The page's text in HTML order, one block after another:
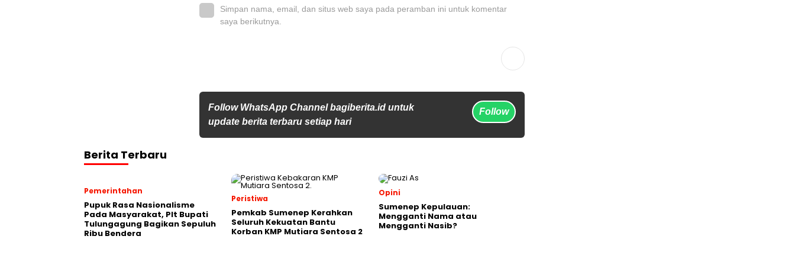
Simpan nama, email, dan situs web saya pada peramban ini untuk komentar
saya berikutnya.
Follow WhatsApp Channel bagiberita.id untuk
update berita terbaru setiap hari
Follow
Berita Terbaru
Pemerintahan
Pupuk Rasa Nasionalisme
Pada Masyarakat, Plt Bupati
Tulungagung Bagikan Sepuluh
Ribu Bendera
Peristiwa
Pemkab Sumenep Kerahkan
Seluruh Kekuatan Bantu
Korban KMP Mutiara Sentosa 2
Opini
Sumenep Kepulauan:
Mengganti Nama atau
Mengganti Nasib?